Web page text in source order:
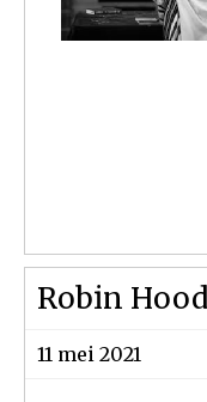
Robin
11 mei 2021